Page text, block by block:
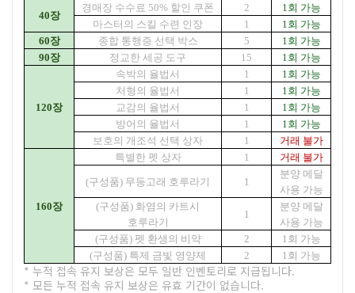
40장
경매장 수수료 50% 할인 쿠폰 2
1회 가능
마스터의 스킬 수련 인장
1
1회 가능
60장
종합 통행증 선택 박스 5
1회 가능
90장
정교한 세공 도구 15 1회 가능
120장
속박의 율법서 1
1회 가능
처형의 율법서
1
1회 가능
교감의 율법서
1
1회 가능
방어의 율법서
1
1회 가능
보호의 개조석 선택 상자
1 거래 불가
160장
특별한 펫 상자 1 거래 불가
(구성품) 무등고래 호루라기 1
분양 메달
사용 가능
(구성품) 화염의 카트시
호루라기
1
분양 메달
사용 가능
(구성품) 펫 환생의 비약
2
1회 가능
(구성품) 특제 금빛 영양제
2 1회 가능
* 누적 접속 유지 보상은 모두 일반 인벤토리로 지급됩니다.
* 모든 누적 접속 유지 보상은 유효 기간이 없습니다.